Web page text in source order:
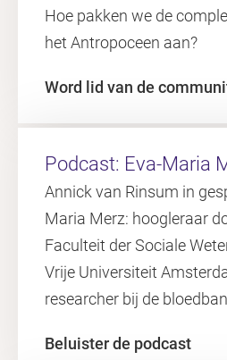
Hoe pakken we de
het Antropoceen aan?
Word lid van de
Podcast: Eva-Maria
Annick van Rinsum in
Maria Merz: hoogleraar
Faculteit der Sociale
Vrije Universiteit
researcher bij de
Beluister de podcast